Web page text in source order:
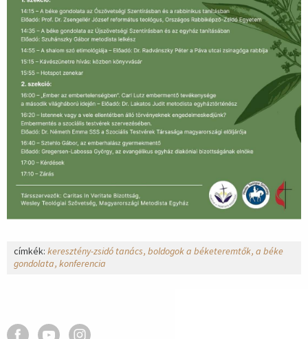
címkék: keresztény-zsidó tanács boldogok a béketeremtők a béke
gondolata konferencia